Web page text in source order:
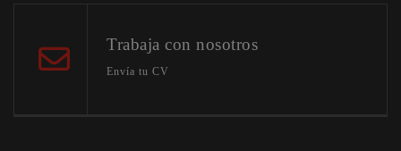
Trabaja con nosotros
Envía tu CV